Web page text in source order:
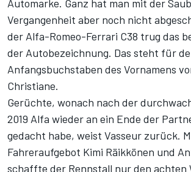
Automarke. Ganz hat man mit der
Vergangenheit aber noch nicht
der Alfa-Romeo-Ferrari C38 trug das
der Autobezeichnung. Das steht für
Anfangsbuchstaben des Vornamens
Christiane.
Gerüchte, wonach nach der
2019 Alfa wieder an ein Ende der
gedacht habe, weist Vasseur zurück.
Fahreraufgebot Kimi Räikkönen und
schaffte der Rennstall nur den achten